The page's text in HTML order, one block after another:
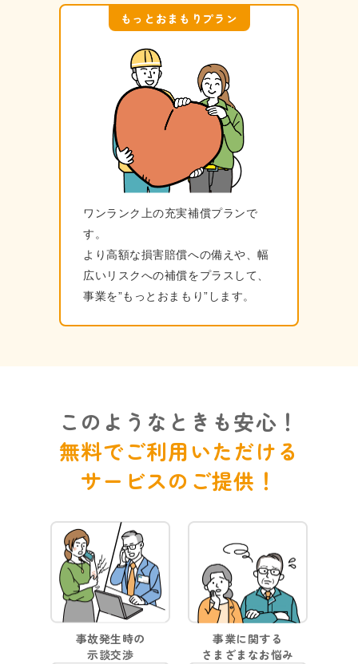
もっとおまもりプラン
ワンランク上の充実補償プランで
す。
より⾼額な損害賠償への備えや、幅
広いリスクへの補償をプラスして、
事業を”もっとおまもり”します。
このようなときも安心！
無料でご利用いただける
サービスのご提供！
事故発生時の
示談交渉
事業に関する
さまざまなお悩み